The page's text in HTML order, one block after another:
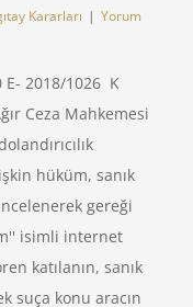
Kararları | Yorum
E- 2018/1026 K
Ceza Mahkemesi
hüküm, sanık
gereği
isimli internet
katılanın, sanık
suça konu aracın